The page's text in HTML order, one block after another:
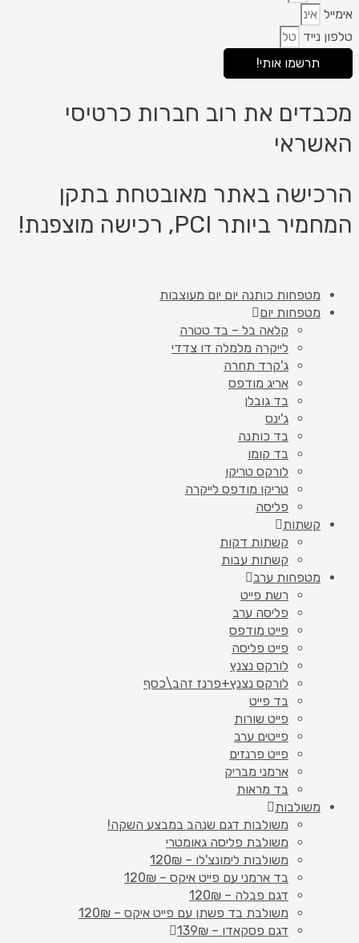
אימייל
טלפון נייד
תרשמו אותי!
מכבדים את רוב חברות כרטיסי
האשראי
הרכישה באתר מאובטחת בתקן
המחמיר ביותר PCI, רכישה מוצפנת!
מטפחות כותנה יום יום מעוצבות
מטפחות יום
קלאה בל – בד טטרה
לייקרה מלמלה דו צדדי
ג'קרד תחרה
אריג מודפס
בד גובלן
ג'ינס
בד כותנה
בד קומו
לורקס טריקו
טריקו מודפס לייקרה
פליסה
קשתות
קשתות דקות
קשתות עבות
מטפחות ערב
רשת פייט
פליסה ערב
פייט מודפס
פייט פליסה
לורקס נצנץ
לורקס נצנץ+פרנז זהב\כסף
בד פייט
פייט שורות
פייטים ערב
פייט פרנזים
ארמני מבריק
בד מראות
משולבות
משולבות דגם שנהב במבצע השקה!
משולבת פליסה גאומטרי
משולבות לימונצ'לו – 120₪
בד ארמני עם פייט איקס – 120₪
דגם פבלה – 120₪
משולבת בד פשתן עם פייט איקס – 120₪
דגם פסקאדו – 139₪